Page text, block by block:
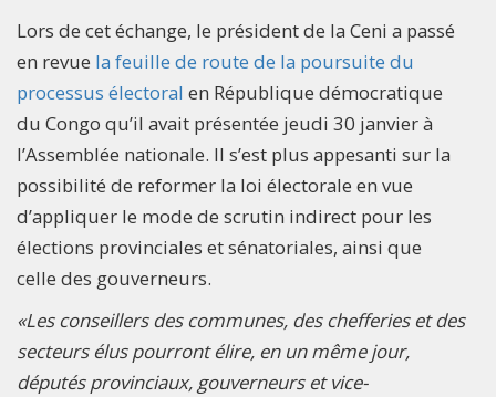
Lors de cet échange, le président de la Ceni a passé
en revue la feuille de route de la poursuite du
processus électoral en République démocratique
du Congo qu’il avait présentée jeudi 30 janvier à
l’Assemblée nationale. Il s’est plus appesanti sur la
possibilité de reformer la loi électorale en vue
d’appliquer le mode de scrutin indirect pour les
élections provinciales et sénatoriales, ainsi que
celle des gouverneurs.
«Les conseillers des communes, des chefferies et des
secteurs élus pourront élire, en un même jour,
députés provinciaux, gouverneurs et vice-